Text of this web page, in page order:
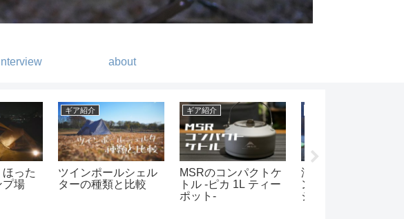
about
りキャ
プビレッ
ギア紹介
新しいヘキサゴンテ
ーブルが登場！これ
ギア紹介
Keyniceの首振り機
能付き卓上扇風機が
すごい